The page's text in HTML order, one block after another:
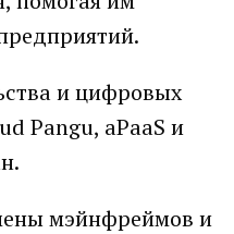
и цифровых
Pangu, aPaaS и
мэйнфреймов и